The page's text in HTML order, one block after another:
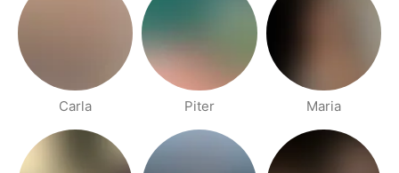
Carla Piter Maria